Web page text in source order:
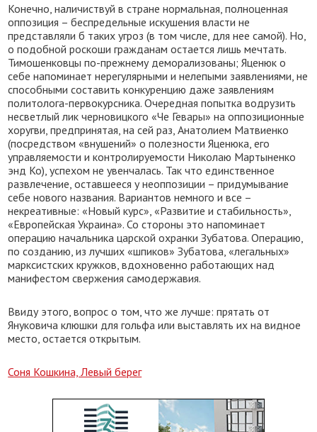
Конечно, наличиствуй в стране нормальная, полноценная
оппозиция – беспредельные искушения власти не
представляли б таких угроз (в том числе, для нее самой). Но,
о подобной роскоши гражданам остается лишь мечтать.
Тимошенковцы по-прежнему деморализованы; Яценюк о
себе напоминает нерегулярными и нелепыми заявлениями, не
способными составить конкуренцию даже заявлениям
политолога-первокурсника. Очередная попытка водрузить
несветлый лик черновицкого «Че Гевары» на оппозиционные
хоругви, предпринятая, на сей раз, Анатолием Матвиенко
(посредством «внушений» о полезности Яценюка, его
управляемости и контролируемости Николаю Мартыненко
энд Ко), успехом не увенчалась. Так что единственное
развлечение, оставшееся у неоппозиции – придумывание
себе нового названия. Вариантов немного и все –
некреативные: «Новый курс», «Развитие и стабильность»,
«Европейская Украина». Со стороны это напоминает
операцию начальника царской охранки Зубатова. Операцию,
по созданию, из лучших «шпиков» Зубатова, «легальных»
марксистских кружков, вдохновенно работающих над
манифестом свержения самодержавия.
Ввиду этого, вопрос о том, что же лучше: прятать от
Януковича клюшки для гольфа или выставлять их на видное
место, остается открытым.
Соня Кошкина, Левый берег